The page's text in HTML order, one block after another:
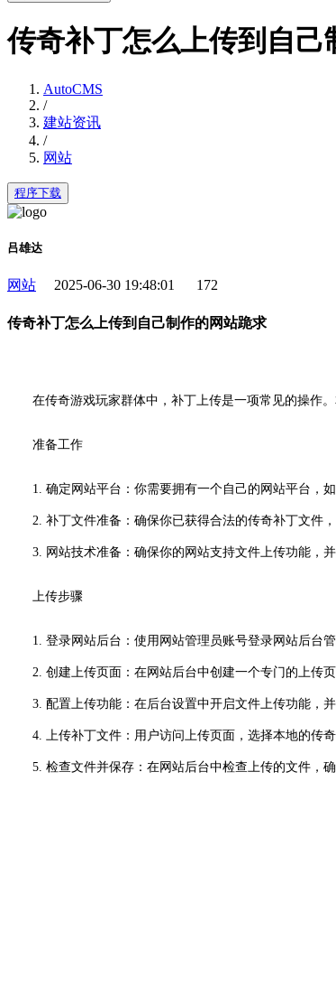
传奇补丁怎么上传到自己
AutoCMS
/
建站资讯
/
网站
程序下载
吕雄达
网站 2025-06-30 19:48:01 172
传奇补丁怎么上传到自己制作的网站跪求
在传奇游戏玩家群体中，补丁上传是一项常见的操作。
准备工作
1. 确定网站平台：你需要拥有一个自己的网站平台，
2. 补丁文件准备：确保你已获得合法的传奇补丁文件，
3. 网站技术准备：确保你的网站支持文件上传功能，并
上传步骤
1. 登录网站后台：使用网站管理员账号登录网站后台管
2. 创建上传页面：在网站后台中创建一个专门的上传页
3. 配置上传功能：在后台设置中开启文件上传功能，并
4. 上传补丁文件：用户访问上传页面，选择本地的传奇
5. 检查文件并保存：在网站后台中检查上传的文件，确